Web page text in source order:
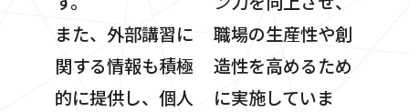
また、外部講習に
関する情報も積極
的に提供し、個人
職場の生産性や創
造性を高めるため
に実施していま